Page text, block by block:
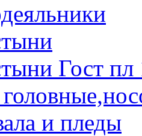
Гост пл
и пледы